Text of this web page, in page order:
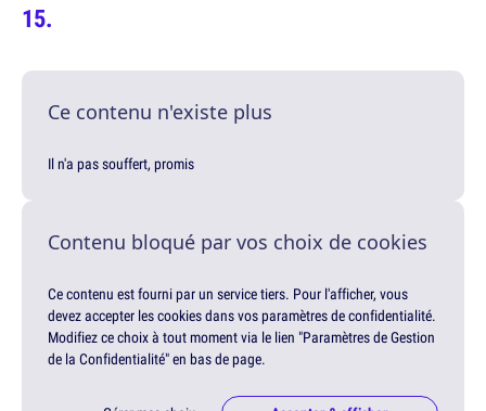
Ce contenu n'existe plus
Il n'a pas souffert, promis
Contenu bloqué par vos choix de cookies
Ce contenu est fourni par un service tiers. Pour l'afficher, vous
devez accepter les cookies dans vos paramètres de confidentialité.
Modifiez ce choix à tout moment via le lien "Paramètres de Gestion
de la Confidentialité" en bas de page.